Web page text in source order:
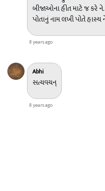
બીજાઓના હીત માટે જ કરે
પોતાનું નામ લખી પોતે હાસ્ય
8 years ago
Abhi
સત્યવચન્
8 years ago